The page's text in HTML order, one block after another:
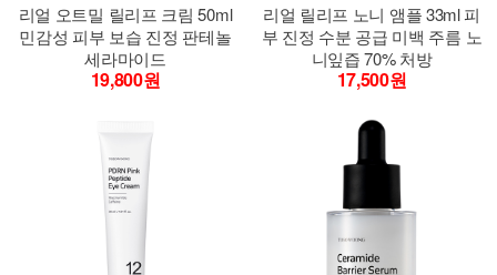
리얼 오트밀 릴리프 크림 50ml
민감성 피부 보습 진정 판테놀
세라마이드
19,800원
리얼 릴리프 노니 앰플 33ml 피
부 진정 수분 공급 미백 주름 노
니잎즙 70% 처방
17,500원